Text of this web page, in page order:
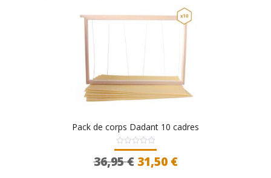
Pack de corps Dadant 10 cadres
Note
0
sur
36,95€ Le
31,50 €Le